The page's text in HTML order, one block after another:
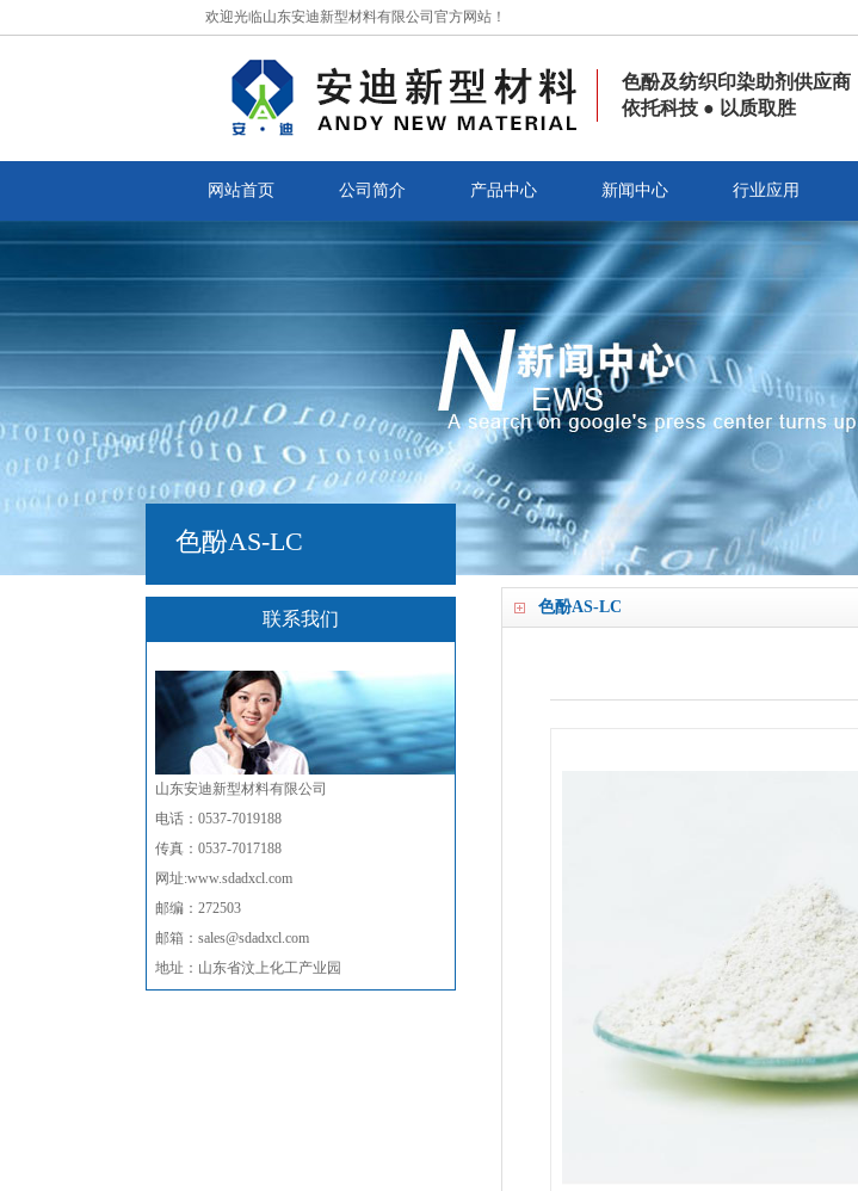
欢迎光临山东安迪新型材料有限公司官方网站！
色酚及纺织印染助剂供应商
依托科技 ● 以质取胜
网站首页 公司简介 产品中心 新闻中心 行业应用
色酚AS-LC
色酚AS-LC
联系我们
山东安迪新型材料有限公司
电话：0537-7019188
传真：0537-7017188
网址:www.sdadxcl.com
邮编：272503
邮箱：sales@sdadxcl.com
地址：山东省汶上化工产业园